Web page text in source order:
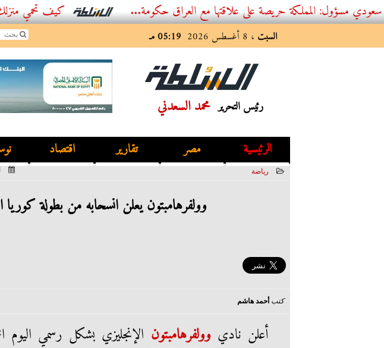
المملكة حريصة على علاقتها مع العراق حكومة... كيف تحمي منزلك من
السبت ، 8 أغسطس 2026 05:19 مـ
رئيس التحرير محمد السعدني
الرئيسية مصر تقارير اقتصاد
رياضة
وولفرهامبتون يعلن انسحابه من بطولة كوريا
كتب أحمد هاشم
أعلن نادي وولفرهامبتون الإنجليزي بشكل رسمي